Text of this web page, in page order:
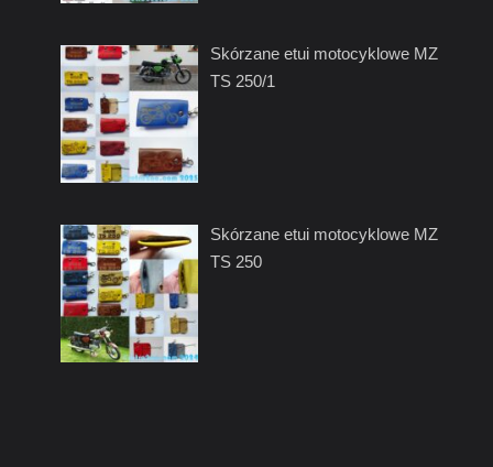
Skórzane etui motocyklowe MZ
TS 250/1
Skórzane etui motocyklowe MZ
TS 250